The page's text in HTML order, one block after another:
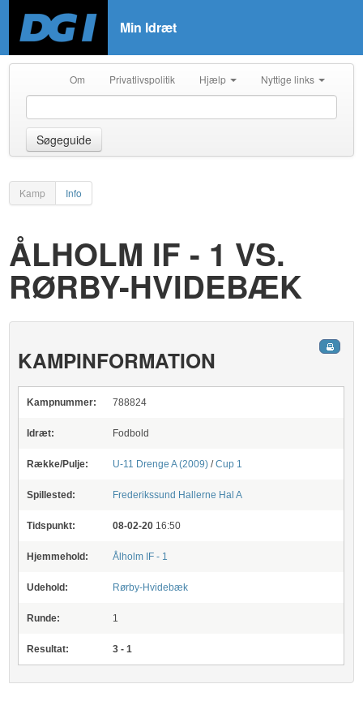
Min Idræt
Om Privatlivspolitik Hjælp Nyttige links
Søgeguide
Kamp Info
ÅLHOLM IF - 1 VS.
RØRBY-HVIDEBÆK
KAMPINFORMATION
Kampnummer: 788824
Idræt: Fodbold
Række/Pulje: U-11 Drenge A (2009)/Cup 1
Spillested: Frederikssund Hallerne Hal A
Tidspunkt: 08-02-20 16:50
Hjemmehold: Ålholm IF - 1
Udehold: Rørby-Hvidebæk
Runde: 1
Resultat: 3 - 1